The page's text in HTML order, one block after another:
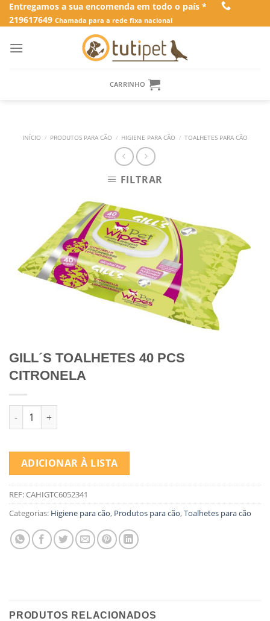
SkipEntregamos a sua encomenda em todo o país *
219617649 Chamada para a rede fixa nacional
CARRINHO
INÍCIO / PRODUTOS PARA CÃO / HIGIENE PARA CÃO / TOALHETES PARA CÃO
FILTRAR
GILL´S TOALHETES 40 PCS
CITRONELA
Quantidade de GILL´S TOALHETES 40 PCS CITRONELA
ADICIONAR À LISTA
REF:CAHIGTC6052341
Categorias: Higiene para cão, Produtos para cão,Toalhetes para cão
PRODUTOS RELACIONADOS